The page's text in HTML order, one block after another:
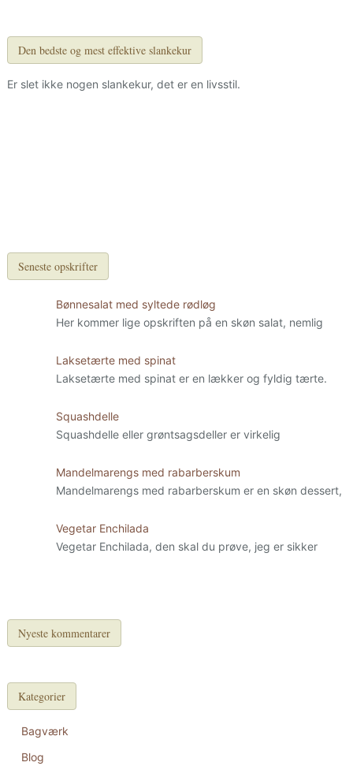
Den bedste og mest effektive slankekur
Er slet ikke nogen slankekur, det er en livsstil.
Seneste opskrifter
Bønnesalat med syltede rødløg
Her kommer lige opskriften på en skøn salat, nemlig
Laksetærte med spinat
Laksetærte med spinat er en lækker og fyldig tærte.
Squashdelle
Squashdelle eller grøntsagsdeller er virkelig
Mandelmarengs med rabarberskum
Mandelmarengs med rabarberskum er en skøn dessert,
Vegetar Enchilada
Vegetar Enchilada, den skal du prøve, jeg er sikker
Nyeste kommentarer
Kategorier
Bagværk
Blog